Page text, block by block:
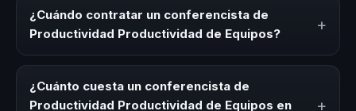
Equipos es un experto que comparte conocimiento,
estrategias y experiencias sobre este tema en eventos
corporativos, convenciones y seminarios. Su objetivo es
generar reflexión, inspiración y herramientas aplicables
¿Cuándo contratar un conferencista de
Productividad Productividad de Equipos?
+
Productividad de Equipos para kick-offs, convenciones
anuales, programas de desarrollo, eventos de integración
¿Cuánto cuesta un conferencista de
Productividad Productividad de Equipos en
+